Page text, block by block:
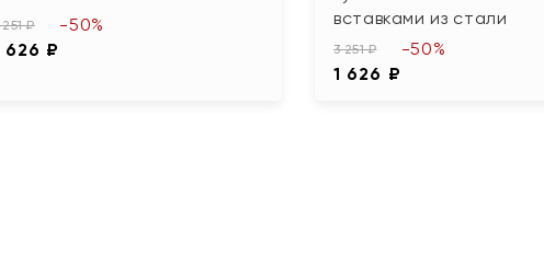
251 ₽
626 ₽
-50%
вставками из стали
3 251 ₽
1 626 ₽
-50%